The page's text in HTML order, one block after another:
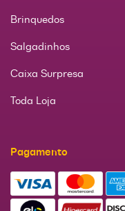
Brinquedos
Salgadinhos
Caixa Surpresa
Toda Loja
Pagamento